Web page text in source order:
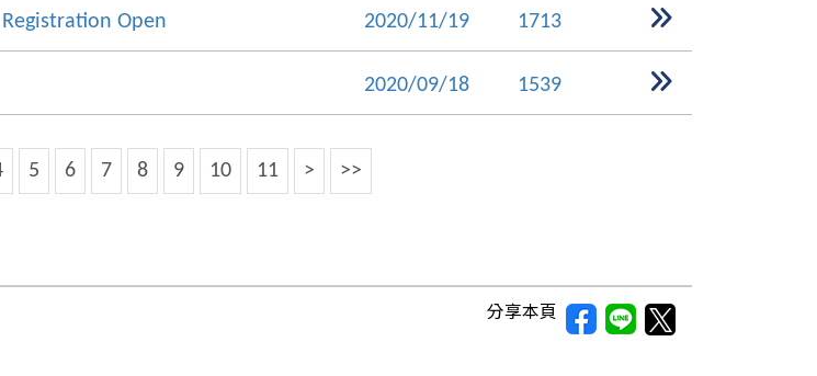
Open 2020/11/19 1713
2020/09/18 1539
5 6 7 8 9 10 11 > >>
分享本頁